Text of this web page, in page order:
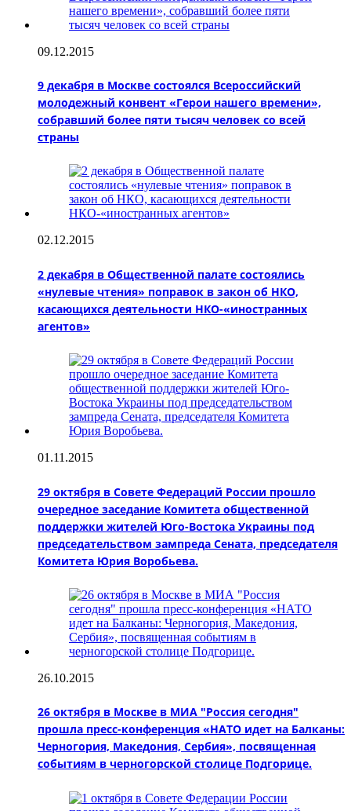
09.12.2015
9 декабря в Москве состоялся Всероссийский
молодежный конвент «Герои нашего времени»,
собравший более пяти тысяч человек со всей
страны
02.12.2015
2 декабря в Общественной палате состоялись
«нулевые чтения» поправок в закон об НКО,
касающихся деятельности НКО-«иностранных
агентов»
01.11.2015
29 октября в Совете Федераций России прошло
очередное заседание Комитета общественной
поддержки жителей Юго-Востока Украины под
председательством зампреда Сената, председателя
Комитета Юрия Воробьева.
26.10.2015
26 октября в Москве в МИА "Россия сегодня"
прошла пресс-конференция «НАТО идет на Балканы:
Черногория, Македония, Сербия», посвященная
событиям в черногорской столице Подгорице.